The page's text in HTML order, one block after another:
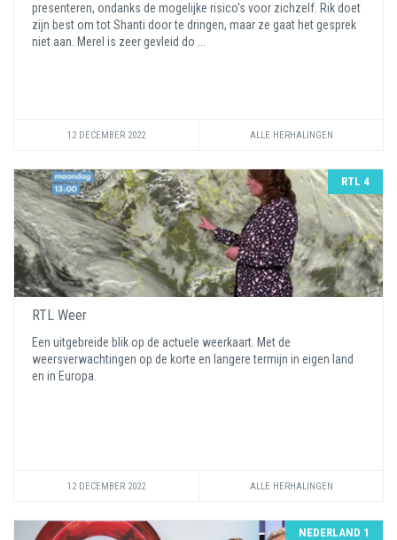
presenteren, ondanks de mogelijke risico's voor zichzelf. Rik doet
zijn best om tot Shanti door te dringen, maar ze gaat het gesprek
niet aan. Merel is zeer gevleid do ...
12 DECEMBER 2022 ALLE HERHALINGEN
RTL 4
RTL Weer
Een uitgebreide blik op de actuele weerkaart. Met de
weersverwachtingen op de korte en langere termijn in eigen land
en in Europa.
12 DECEMBER 2022 ALLE HERHALINGEN
NEDERLAND 1